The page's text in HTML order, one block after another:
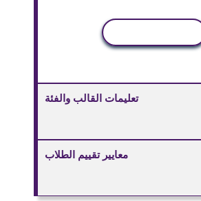
تعليمات القالب والفئة
معايير تقييم الطلاب